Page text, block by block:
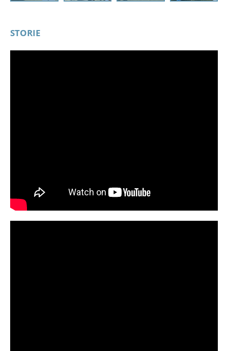
STORIE